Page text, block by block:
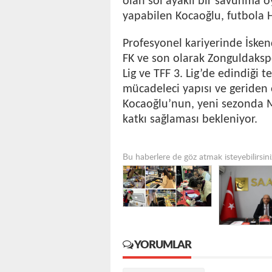
yapabilen Kocaoğlu, futbola
Profesyonel kariyerinde
FK ve son olarak
Lig ve TFF 3. Lig’de edindiği
mücadeleci yapısı ve
Kocaoğlu’nun, yeni sezonda
katkı sağlaması bekleniyor.
Bu haberlere de göz atmak
YORUMLAR